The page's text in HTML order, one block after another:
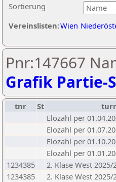
Sortierung
Vereinslisten:Wien
Pnr:147667
Grafik Partie-
tnr St
Elozahl per
Elozahl per
Elozahl per
Elozahl per
1234385
2. Klase West 2025/
1234385
2. Klase West 2025/